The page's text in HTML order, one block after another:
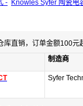
- Knowles Syfer 陶瓷电
库直销，订单金额100元
制造商
Syfer